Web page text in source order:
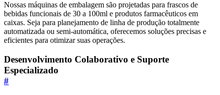
Nossas máquinas de embalagem são projetadas para frascos de
bebidas funcionais de 30 a 100ml e produtos farmacêuticos em
caixas. Seja para planejamento de linha de produção totalmente
automatizada ou semi-automática, oferecemos soluções precisas e
eficientes para otimizar suas operações.
Desenvolvimento Colaborativo e Suporte
Especializado
#